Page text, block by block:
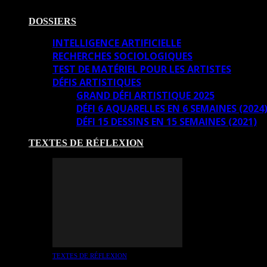
DOSSIERS
INTELLIGENCE ARTIFICIELLE
RECHERCHES SOCIOLOGIQUES
TEST DE MATÉRIEL POUR LES ARTISTES
DÉFIS ARTISTIQUES
GRAND DÉFI ARTISTIQUE 2025
DÉFI 6 AQUARELLES EN 6 SEMAINES (2024)
DÉFI 15 DESSINS EN 15 SEMAINES (2021)
TEXTES DE RÉFLEXION
TEXTES DE RÉFLEXION